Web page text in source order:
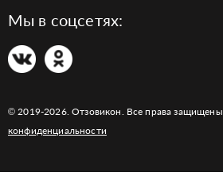
Мы в соцсетях:
© 2019-2026. Отзовикон. Все права защищены.
конфиденциальности